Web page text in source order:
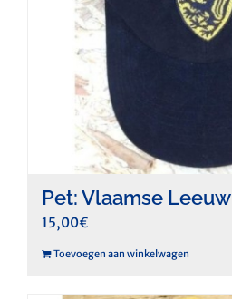
Pet: Vlaamse Leeuw
15,00€
Toevoegen aan winkelwagen